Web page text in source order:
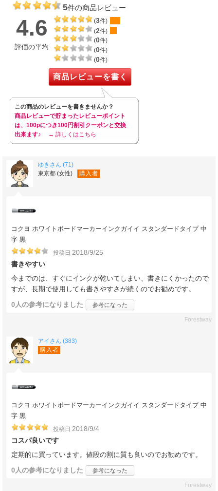
5件の商品レビュー
4.6
評価の平均
(3件)
(2件)
(0件)
(0件)
(0件)
商品レビューを書く
この商品のレビューを書きませんか？
商品レビューで貯まったレビューポイント
は、100pにつき100円割引クーポンと交換
出来ます♪
→ 詳しくはこちら
ゆきさん (71)
東京都 (女性)
購入者
コクヨ ホワイトボードマーカーインクガイイ スタンダードタイプ 中
字 黒
投稿日 2018/9/25
書きやすい
今までのは、すぐにインクが乾いてしまい、書きにくかったので
すが、長期で使用しても書きやすさが続くのでお勧めです。
0人の参考になりました 参考になった
Forestway
アイさん (383)
購入者
コクヨ ホワイトボードマーカーインクガイイ スタンダードタイプ 中
字 黒
投稿日 2018/9/4
コスパ良いです
定期的に買っています。値段の割に質も良いのでお勧めです。
0人の参考になりました 参考になった
Forestway